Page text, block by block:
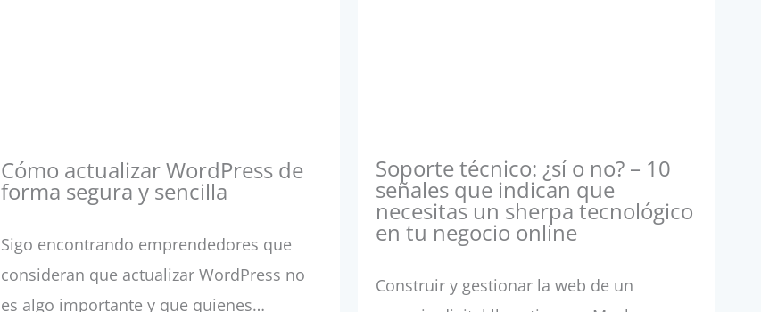
Cómo actualizar WordPress de
forma segura y sencilla
Sigo encontrando emprendedores que
consideran que actualizar WordPress no
es algo importante y que quienes…
Soporte técnico: ¿sí o no? – 10
señales que indican que
necesitas un sherpa tecnológico
en tu negocio online
Construir y gestionar la web de un